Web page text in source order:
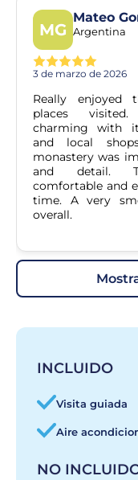
MG
Mateo
Argentina
3 de marzo de 2026
Really enjoyed
places
charming with
and local
monastery was
and detail.
comfortable and
time. A very
overall.
INCLUIDO
Visita guiada
Aire
NO